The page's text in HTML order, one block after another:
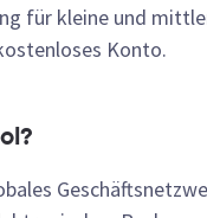
für kleine und
Konto.